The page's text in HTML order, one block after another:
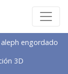
aleph engordado
3D